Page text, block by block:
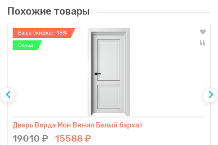
Похожие товары
Ваша скидка: -18%
Склад
Дверь Верда Мон Винил Белый бархат
19010 ₽ 15588 ₽